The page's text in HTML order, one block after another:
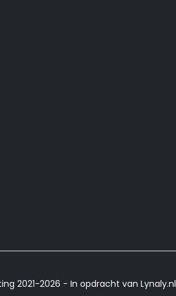
2021-2026 - In opdracht van Lynaly.nl